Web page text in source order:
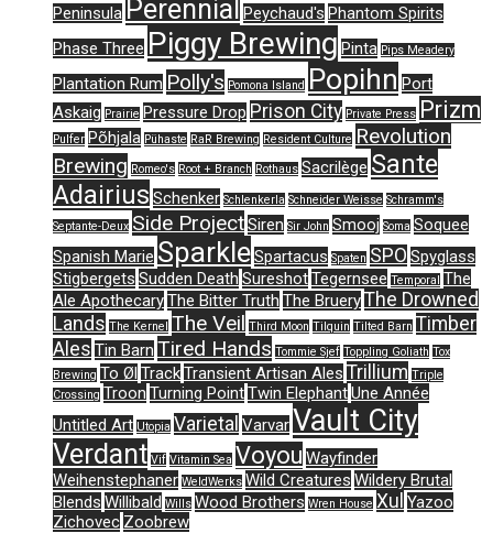
Peninsula Perennial Peychaud's Phantom Spirits
Phase Three Piggy Brewing Pinta Pips Meadery
Plantation Rum Polly's Pomona Island Popihn Port
Askaig Prairie Pressure Drop Prison City Private Press Prizm
Pulfer Põhjala Pühaste RaR Brewing Resident Culture Revolution
Brewing Romeo's Root + Branch Rothaus Sacrilège Sante
Adairius Schenker Schlenkerla Schneider Weisse Schramm's
Septante-Deux Side ProjectSiren Sir John Smooj Soma Soquee
Spanish Marie SparkleSpartacus Spaten SPO Spyglass
Stigbergets Sudden Death SureshotTegernsee Temporal The
Ale ApothecaryThe Bitter Truth The BrueryThe Drowned
Lands The Kernel The Veil Third Moon Tilquin Tilted Barn Timber
Ales Tin Barn Tired Hands Tommie Sjef Toppling Goliath Tox
Brewing To Øl TrackTransient Artisan Ales Trillium Triple
Crossing Troon Turning PointTwin ElephantUne Année
Untitled Art Utopia Varietal VarvarVault City
Verdant Vif Vitamin Sea Voyou Wayfinder
Weihenstephaner WeldWerks Wild Creatures Wildery Brutal
Blends Willibald Wills Wood Brothers Wren House Xul Yazoo
Zichovec Zoobrew